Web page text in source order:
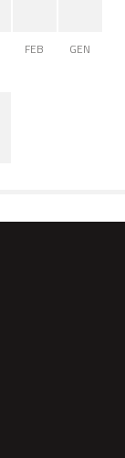
FEB GEN